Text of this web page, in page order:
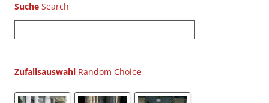
Suche
u
h
Zufallsauswahl